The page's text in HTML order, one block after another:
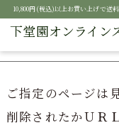
下堂園オンライン
10,800円(税込)以上お買い上げで送
ご指定のページは
削除されたかＵＲ